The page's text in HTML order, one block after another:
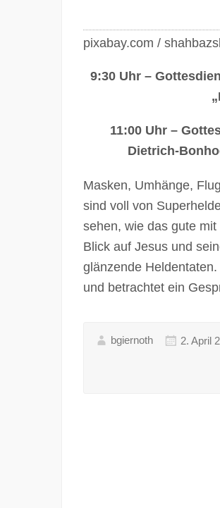
pixabay.com /
9:30 Uhr –
11:00 Uhr –
Dietrich-
Masken, Umhänge,
sind voll von
sehen, wie das gute
Blick auf Jesus und
glänzende
und betrachtet ein
bgiernoth 2. April